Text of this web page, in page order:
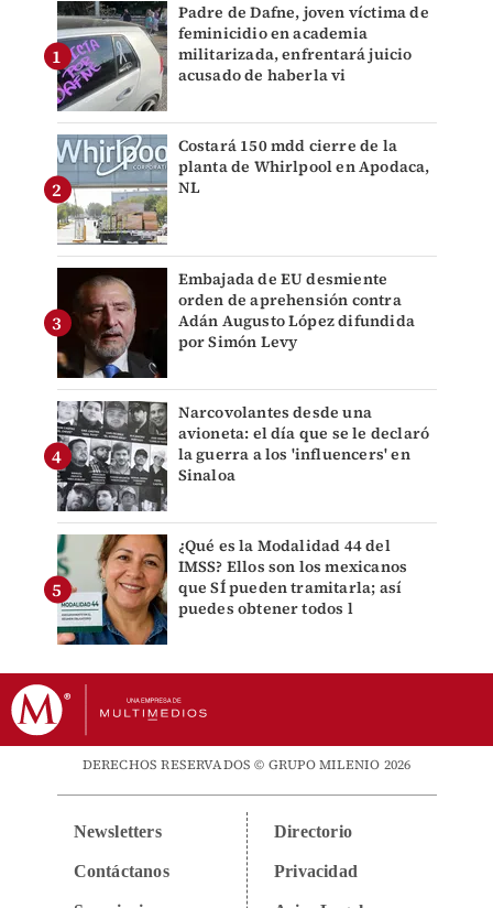
Padre de Dafne, joven víctima de
feminicidio en academia
militarizada, enfrentará juicio
acusado de haberla vi
Costará 150 mdd cierre de la
planta de Whirlpool en Apodaca,
NL
Embajada de EU desmiente
orden de aprehensión contra
Adán Augusto López difundida
por Simón Levy
Narcovolantes desde una
avioneta: el día que se le declaró
la guerra a los 'influencers' en
Sinaloa
¿Qué es la Modalidad 44 del
IMSS? Ellos son los mexicanos
que SÍ pueden tramitarla; así
puedes obtener todos l
DERECHOS RESERVADOS © GRUPO MILENIO 2026
Newsletters
Contáctanos
Directorio
Privacidad